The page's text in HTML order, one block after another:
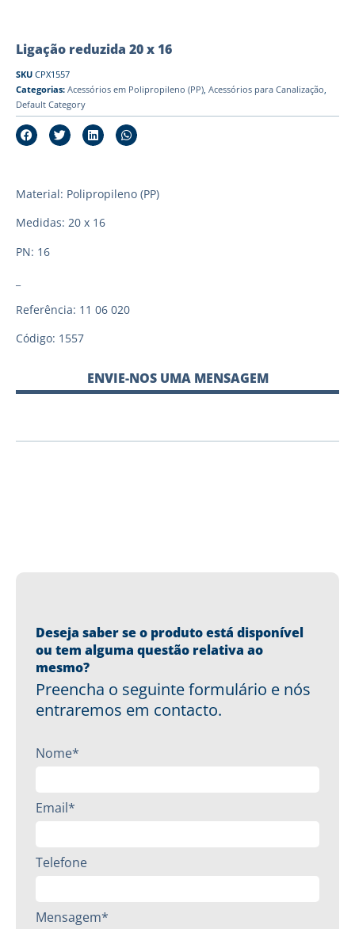
Ligação reduzida 20 x 16
SKU CPX1557
Categorias: Acessórios em Polipropileno (PP), Acessórios para Canalização,
Default Category
Material: Polipropileno (PP)
Medidas: 20 x 16
PN: 16
Referência: 11 06 020
Código: 1557
ENVIE-NOS UMA MENSAGEM
Deseja saber se o produto está disponível
ou tem alguma questão relativa ao
mesmo?
Preencha o seguinte formulário e nós
entraremos em contacto.
Nome*
Email*
Telefone
Mensagem*